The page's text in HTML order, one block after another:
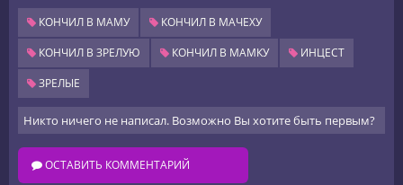
КОНЧИЛ В МАМУ
КОНЧИЛ В МАЧЕХУ
КОНЧИЛ В ЗРЕЛУЮ
КОНЧИЛ В МАМКУ
ИНЦЕСТ
ЗРЕЛЫЕ
Никто ничего не написал. Возможно Вы хотите быть первым?
ОСТАВИТЬ КОММЕНТАРИЙ